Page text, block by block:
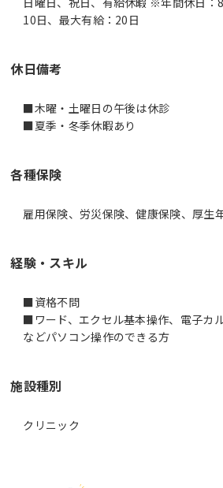
10日、最大有給：20日
休日備考
■木曜・土曜日の午後は休診
■夏季・冬季休暇あり
各種保険
雇用保険、労災保険、健康保険、厚生
経験・スキル
■資格不問
■ワード、エクセル基本操作、電子カ
などパソコン操作のできる方
施設種別
クリニック